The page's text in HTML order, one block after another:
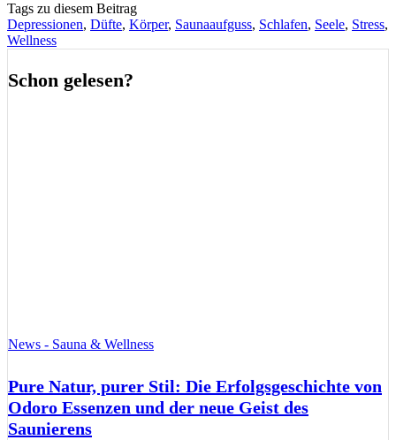
Tags zu diesem Beitrag
Depressionen, Düfte, Körper, Saunaaufguss, Schlafen, Seele, Stress,
Wellness
Schon gelesen?
News - Sauna & Wellness
Pure Natur, purer Stil: Die Erfolgsgeschichte von
Odoro Essenzen und der neue Geist des
Saunierens